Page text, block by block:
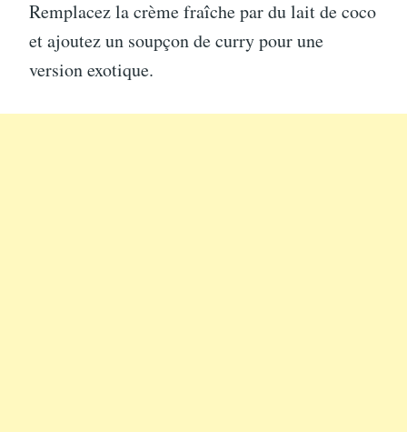
Remplacez la crème fraîche par du lait de coco
et ajoutez un soupçon de curry pour une
version exotique.